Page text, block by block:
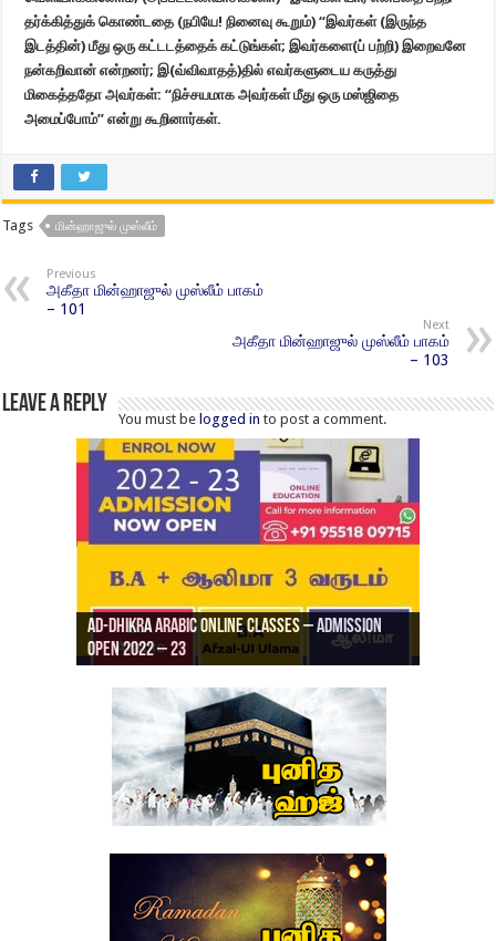
தர்க்கித்துக் கொண்டதை (நபியே! நினைவு கூறும்) “இவர்கள் (இருந்த
இடத்தின்) மீது ஒரு கட்டடத்தைக் கட்டுங்கள்; இவர்களை(ப் பற்றி) இறைவனே
நன்கறிவான் என்றனர்; இ(வ்விவாதத்)தில் எவர்களுடைய கருத்து
மிகைத்ததோ அவர்கள்: “நிச்சயமாக அவர்கள் மீது ஒரு மஸ்ஜிதை
அமைப்போம்” என்று கூறினார்கள்.
Tags மின்ஹாஜுல் முஸ்லீம்
Previous
அகீதா மின்ஹாஜுல் முஸ்லீம் பாகம்
– 101
Next
அகீதா மின்ஹாஜுல் முஸ்லீம் பாகம்
– 103
Leave a Reply
You must be logged in to post a comment.
Ad-Dhikra Arabic Online Classes – Admission
Open 2022 – 23
Ad-Dhikra Arabic Online Classes – BA Arabic
AD DHIKRA ARABIC COLLEGE ADMISSION
ரியாத் ஜும்ஆ தமிழாக்கம், Jamia Al Hajiri
Masjid (Kuwait Masjid), Malaz, Riyadh